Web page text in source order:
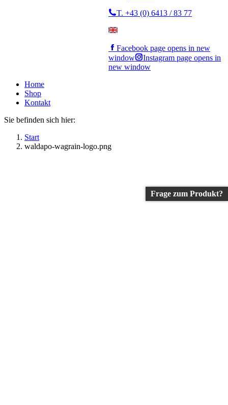
T. +43 (0) 6413 / 83 77
Facebook page opens in new
window
Instagram page opens in
new window
Home
Shop
Kontakt
Sie befinden sich hier:
Start
waldapo-wagrain-logo.png
Frage zum Produkt?